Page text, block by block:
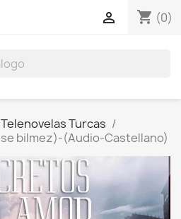
shopping_cart (0)

Telenovelas Turcas
bilmez)-(Audio-Castellano)